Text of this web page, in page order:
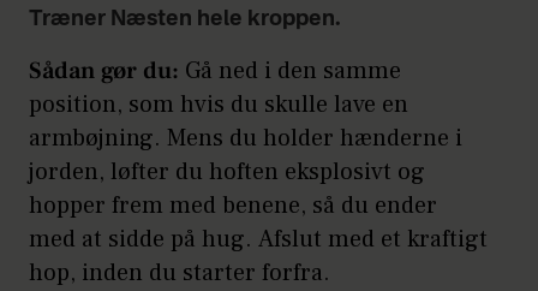
Træner Næsten hele kroppen.
Sådan gør du: Gå ned i den samme
position, som hvis du skulle lave en
armbøjning. Mens du holder hænderne i
jorden, løfter du hoften eksplosivt og
hopper frem med benene, så du ender
med at sidde på hug. Afslut med et kraftigt
hop, inden du starter forfra.